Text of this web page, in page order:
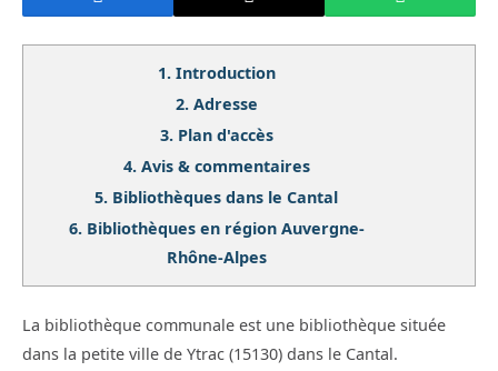
1. Introduction
2. Adresse
3. Plan d'accès
4. Avis & commentaires
5. Bibliothèques dans le Cantal
6. Bibliothèques en région Auvergne-
Rhône-Alpes
La bibliothèque communale est une bibliothèque située
dans la petite ville de Ytrac (15130) dans le Cantal.